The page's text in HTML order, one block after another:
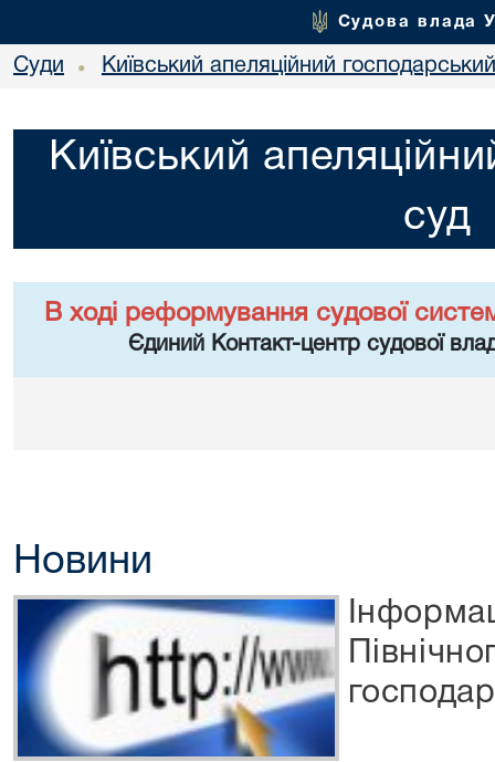
Судова влада
Суди • Київський апеляційний
Київський
суд
В ході реформування судової
Єдиний Контакт-центр судової
Новини